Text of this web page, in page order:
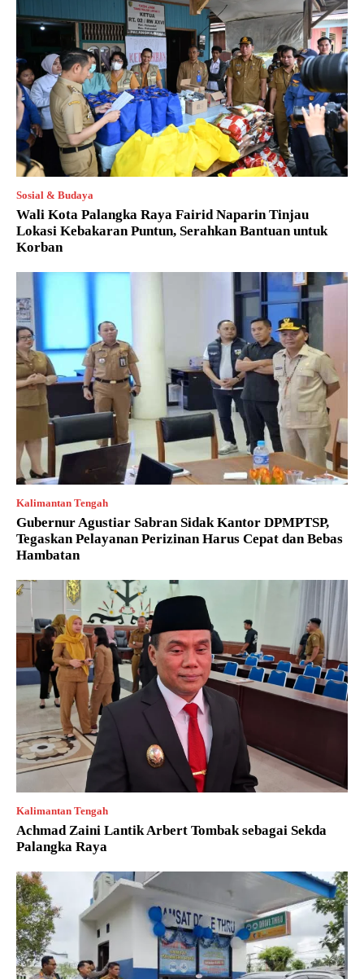
Sosial & Budaya
Wali Kota Palangka Raya Fairid Naparin Tinjau
Lokasi Kebakaran Puntun, Serahkan Bantuan untuk
Korban
Kalimantan Tengah
Gubernur Agustiar Sabran Sidak Kantor DPMPTSP,
Tegaskan Pelayanan Perizinan Harus Cepat dan Bebas
Hambatan
Kalimantan Tengah
Achmad Zaini Lantik Arbert Tombak sebagai Sekda
Palangka Raya